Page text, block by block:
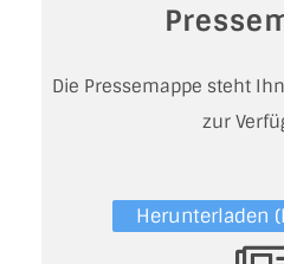
Die Pressemappe steht
zur
Herunterladen